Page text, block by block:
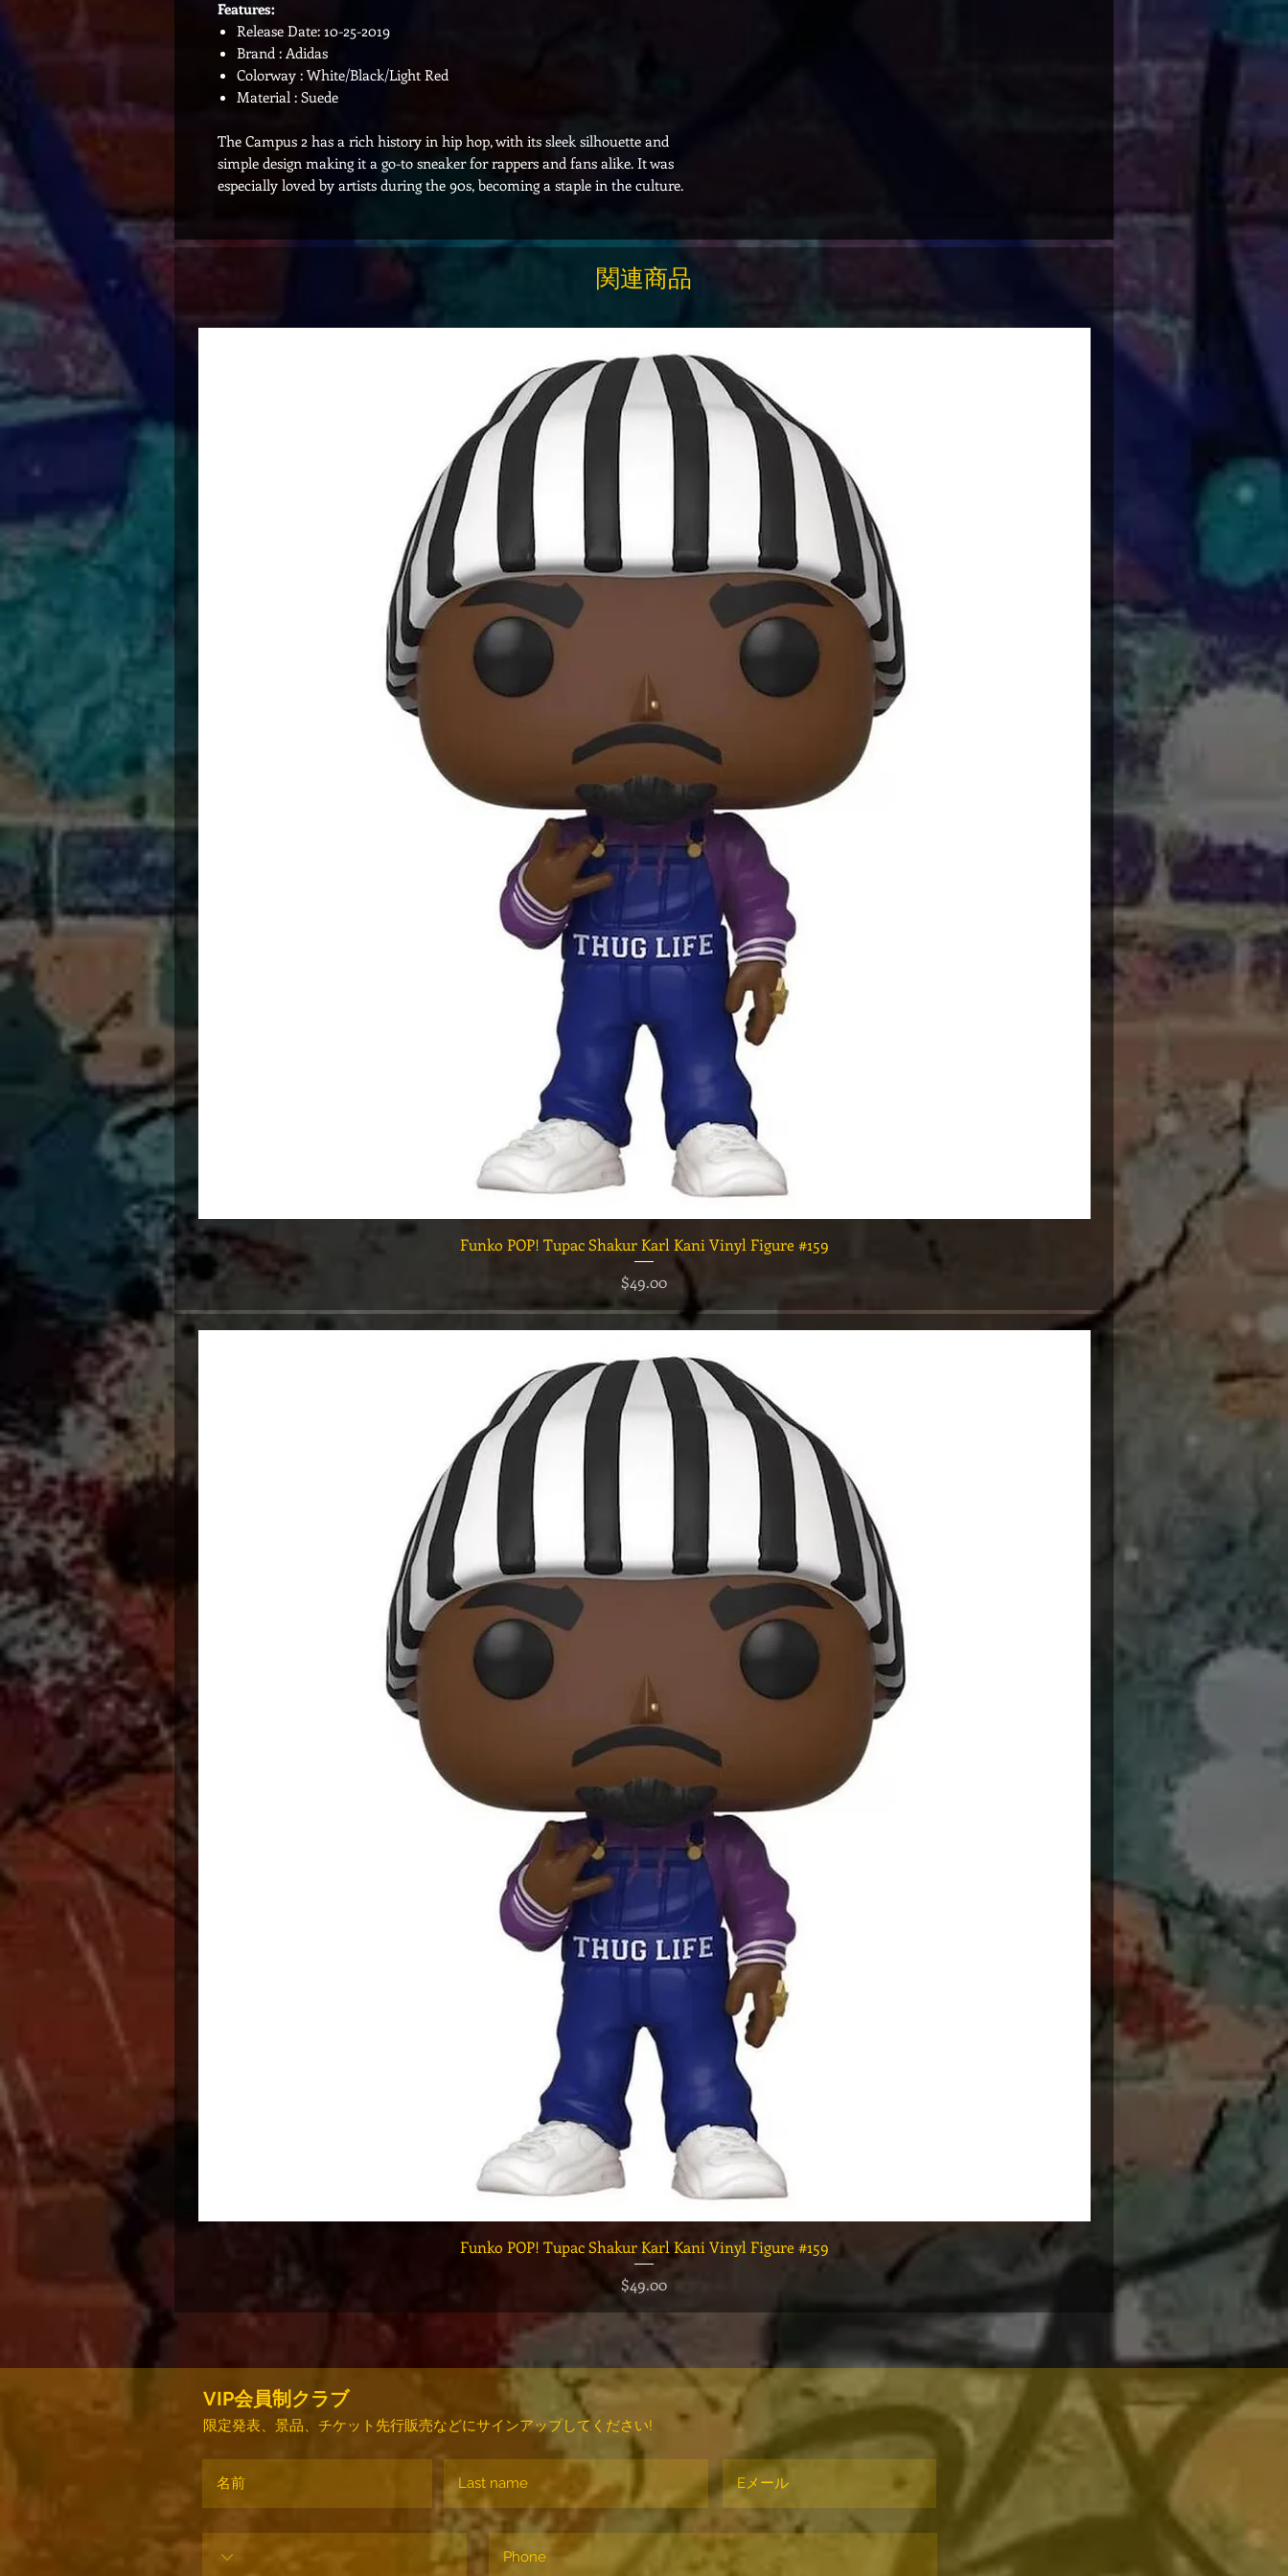
Features:
Release Date: 10-25-2019
Brand : Adidas
Colorway : White/Black/Light Red
Material : Suede
The Campus 2 has a rich history in hip hop, with its sleek silhouette and
simple design making it a go-to sneaker for rappers and fans alike. It was
especially loved by artists during the 90s, becoming a staple in the culture.
関連商品
クイックビュー
Funko POP! Tupac Shakur Karl Kani Vinyl Figure #159
価格
$49.00
クイックビュー
Funko POP! Tupac Shakur Karl Kani Vinyl Figure #159
価格
$49.00
VIP会員制クラブ
限定発表、景品、チケット先行販売などにサインアップしてください!